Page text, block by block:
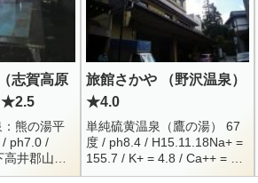
志賀高原
★2.5
熊の湯平
/ ph7.0 /
井郡山ノ
女別内湯
旅館さかや （野沢温泉）
★4.0
単純硫黄温泉（鷹の湯） 67
度 / ph8.4 / H15.11.18Na+ =
155.7 / K+ = 4.8 / Ca++ = 54
/ Al+++ = 0.4Cl- = 7...